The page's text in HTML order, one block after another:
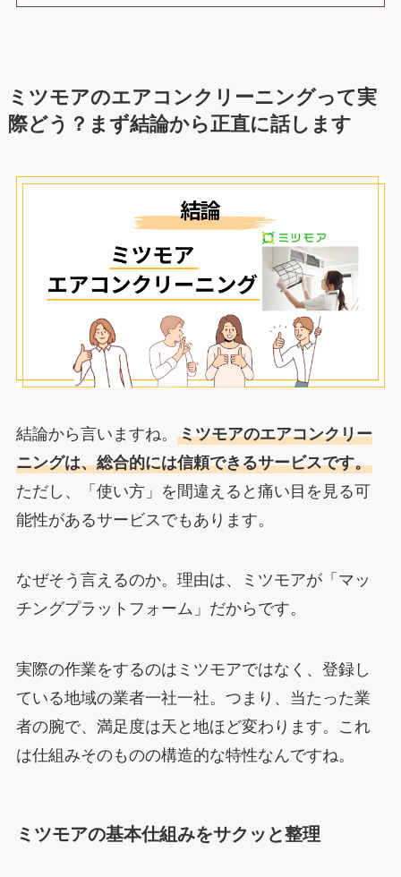
ミツモアのエアコンクリーニングって実
際どう？まず結論から正直に話します
結論から言いますね。 ミツモアのエアコンクリー
ニングは、総合的には信頼できるサービスです。
ただし、「使い方」を間違えると痛い目を見る可
能性があるサービスでもあります。
なぜそう言えるのか。理由は、ミツモアが「マッ
チングプラットフォーム」だからです。
実際の作業をするのはミツモアではなく、登録し
ている地域の業者一社一社。つまり、当たった業
者の腕で、満足度は天と地ほど変わります。これ
は仕組みそのものの構造的な特性なんですね。
ミツモアの基本仕組みをサクッと整理